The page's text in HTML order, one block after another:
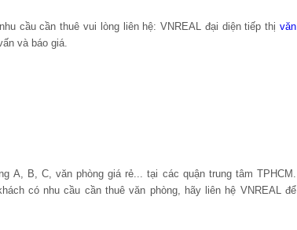
cầu cần thuê vui lòng liên hệ: VNREAL đại diện tiếp thị văn
và báo giá.
A, B, C, văn phòng giá rẻ... tại các quận trung tâm TPHCM.
có nhu cầu cần thuê văn phòng, hãy liên hệ VNREAL để